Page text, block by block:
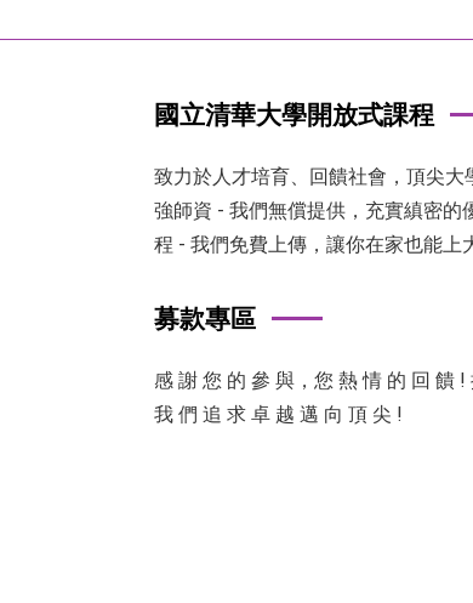
國立清華大學開放式課程
致力於人才培育、回饋社會，頂尖大
強師資 - 我們無償提供，充實縝密的
程 - 我們免費上傳，讓你在家也能上
募款專區
感 謝 您 的 參 與，您 熱 情 的 回 饋 !
我 們 追 求 卓 越 邁 向 頂 尖 !